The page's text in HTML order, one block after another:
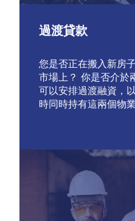
過渡貸款
您是否正在搬入新房
市場上？ 你是否介於
可以安排過渡融資，
時同時持有這兩個物業